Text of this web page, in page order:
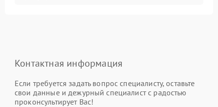
Контактная информация
Если требуется задать вопрос специалисту, оставьте
свои данные и дежурный специалист с радостью
проконсультирует Вас!